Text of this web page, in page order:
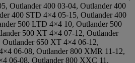
Outlander 400 03-04, Outlander 400
400 STD 4×4 05-15, Outlander 400
500 LTD 4×4 10, Outlander 500
500 XT 4×4 07-12, Outlander
650 XT 4×4 06-12,
06-08, Outlander 800 XMR 11-12,
06-08, Outlander 800 XXC 11,